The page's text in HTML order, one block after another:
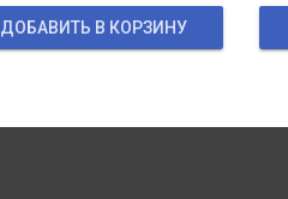
ДОБАВИТЬ В КОРЗИНУ